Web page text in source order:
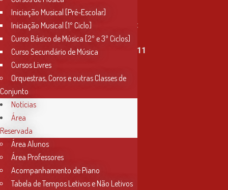
info@conservatoriosantarem.pt
T. (+351) 915 335 478 / 913 890 411
Horário Secretaria
2ª, 3ª, 5ª e 6ª feira
das 9h às 17h30
4ª feira
das 9h às 13h
Iniciação Musical [Pré-Escolar]
Iniciação Musical [1º Ciclo]
Curso Básico de Música [2º e 3º Ciclos]
Curso Secundário de Música
Cursos Livres
Orquestras, Coros e outras Classes de
Conjunto
Notícias
Área
Reservada
Área Alunos
Área Professores
Acompanhamento de Piano
Tabela de Tempos Letivos e Não Letivos